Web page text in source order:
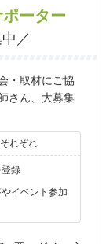
ーター
／
・取材にご協
さん、大募集
れぞれ
録
イベント参加